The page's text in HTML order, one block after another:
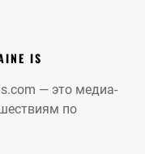
IS
— это медиа-
по